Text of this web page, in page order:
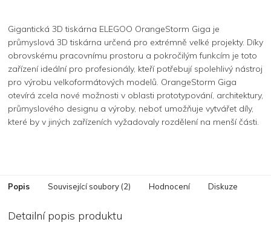
Gigantická 3D tiskárna ELEGOO OrangeStorm Giga je
průmyslová 3D tiskárna určená pro extrémně velké projekty. Díky
obrovskému pracovnímu prostoru a pokročilým funkcím je toto
zařízení ideální pro profesionály, kteří potřebují spolehlivý nástroj
pro výrobu velkoformátových modelů. OrangeStorm Giga
otevírá zcela nové možnosti v oblasti prototypování, architektury,
průmyslového designu a výroby, neboť umožňuje vytvářet díly,
které by v jiných zařízeních vyžadovaly rozdělení na menší části.
Popis Související soubory (2) Hodnocení Diskuze
Detailní popis produktu